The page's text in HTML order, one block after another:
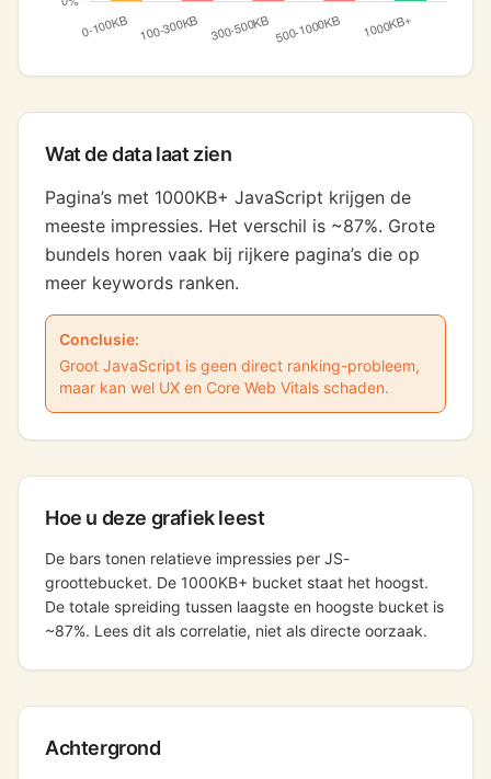
Wat de data laat zien
Pagina’s met 1000KB+ JavaScript krijgen de
meeste impressies. Het verschil is ~87%. Grote
bundels horen vaak bij rijkere pagina’s die op
meer keywords ranken.
Conclusie:
Groot JavaScript is geen direct ranking-probleem,
maar kan wel UX en Core Web Vitals schaden.
Hoe u deze grafiek leest
De bars tonen relatieve impressies per JS-
groottebucket. De 1000KB+ bucket staat het hoogst.
De totale spreiding tussen laagste en hoogste bucket is
~87%. Lees dit als correlatie, niet als directe oorzaak.
Achtergrond